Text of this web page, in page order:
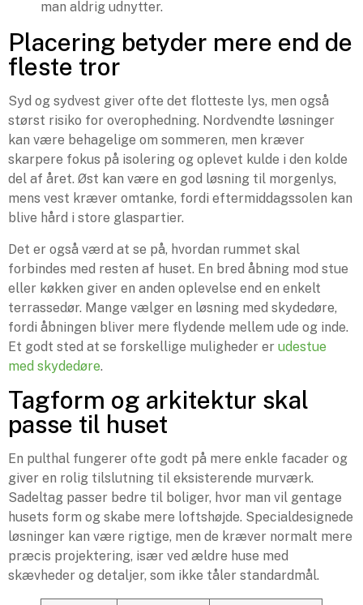
man aldrig udnytter.
Placering betyder mere end de
fleste tror
Syd og sydvest giver ofte det flotteste lys, men også
størst risiko for overophedning. Nordvendte løsninger
kan være behagelige om sommeren, men kræver
skarpere fokus på isolering og oplevet kulde i den kolde
del af året. Øst kan være en god løsning til morgenlys,
mens vest kræver omtanke, fordi eftermiddagssolen kan
blive hård i store glaspartier.
Det er også værd at se på, hvordan rummet skal
forbindes med resten af huset. En bred åbning mod stue
eller køkken giver en anden oplevelse end en enkelt
terrassedør. Mange vælger en løsning med skydedøre,
fordi åbningen bliver mere flydende mellem ude og inde.
Et godt sted at se forskellige muligheder er udestue
med skydedøre.
Tagform og arkitektur skal
passe til huset
En pulthal fungerer ofte godt på mere enkle facader og
giver en rolig tilslutning til eksisterende murværk.
Sadeltag passer bedre til boliger, hvor man vil gentage
husets form og skabe mere loftshøjde. Specialdesignede
løsninger kan være rigtige, men de kræver normalt mere
præcis projektering, især ved ældre huse med
skævheder og detaljer, som ikke tåler standardmål.